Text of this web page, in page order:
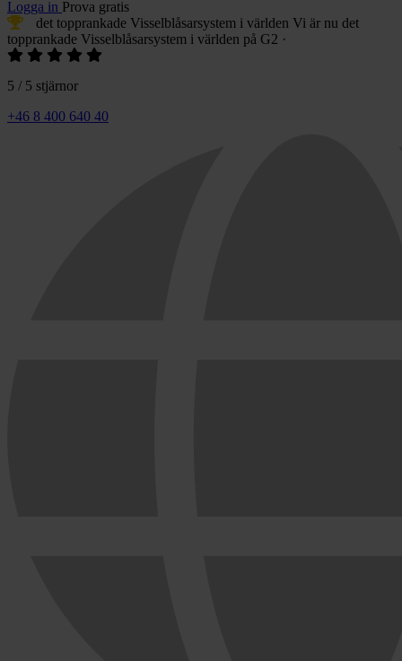
Logga in Prova gratis
det topprankade Visselblåsarsystem i världen Vi är nu det
topprankade Visselblåsarsystem i världen på G2 ·
5 / 5 stjärnor
+46 8 400 640 40